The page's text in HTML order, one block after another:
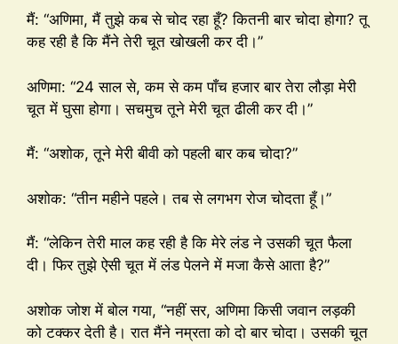
मैं: “अणिमा, मैं तुझे कब से चोद रहा हूँ? कितनी बार चोदा होगा? तू
कह रही है कि मैंने तेरी चूत खोखली कर दी।”
अणिमा: “24 साल से, कम से कम पाँच हजार बार तेरा लौड़ा मेरी
चूत में घुसा होगा। सचमुच तूने मेरी चूत ढीली कर दी।”
मैं: “अशोक, तूने मेरी बीवी को पहली बार कब चोदा?”
अशोक: “तीन महीने पहले। तब से लगभग रोज चोदता हूँ।”
मैं: “लेकिन तेरी माल कह रही है कि मेरे लंड ने उसकी चूत फैला
दी। फिर तुझे ऐसी चूत में लंड पेलने में मजा कैसे आता है?”
अशोक जोश में बोल गया, “नहीं सर, अणिमा किसी जवान लड़की
को टक्कर देती है। रात मैंने नम्रता को दो बार चोदा। उसकी चूत